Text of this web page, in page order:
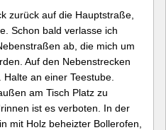
zurück auf die Hauptstraße,
Schon bald verlasse ich
ab, die mich um
Auf den Nebenstrecken
an einer Teestube.
am Tisch Platz zu
ist es verboten. In der
mit Holz beheizter Bollerofen,